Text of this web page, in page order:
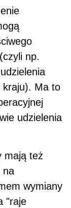
np.
kraju). Ma to
udzielenia
mają też
na
wymiany
"raje